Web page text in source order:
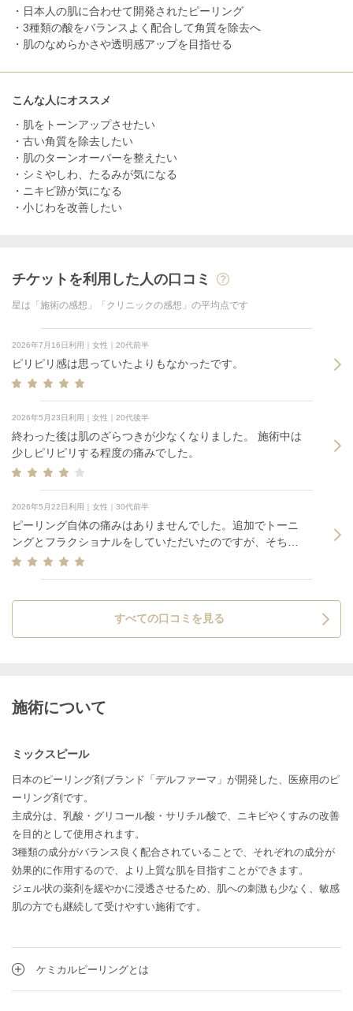
・日本人の肌に合わせて開発されたピーリング
・3種類の酸をバランスよく配合して角質を除去へ
・肌のなめらかさや透明感アップを目指せる
こんな人にオススメ
・肌をトーンアップさせたい
・古い角質を除去したい
・肌のターンオーバーを整えたい
・シミやしわ、たるみが気になる
・ニキビ跡が気になる
・小じわを改善したい
チケットを利用した人の口コミ
星は「施術の感想」「クリニックの感想」の平均点です
2026年7月16日利用｜女性｜20代前半
ピリピリ感は思っていたよりもなかったです。
2026年5月23日利用｜女性｜20代後半
終わった後は肌のざらつきが少なくなりました。 施術中は
少しピリピリする程度の痛みでした。
2026年5月22日利用｜女性｜30代前半
ピーリング自体の痛みはありませんでした。追加でトーニ
ングとフラクショナルをしていただいたのですが、そちら
は針で刺されてるようなチクチク感があります。
すべての口コミを見る
施術について
ミックスピール
日本のピーリング剤ブランド「デルファーマ」が開発した、医療用のピ
ーリング剤です。
主成分は、乳酸・グリコール酸・サリチル酸で、ニキビやくすみの改善
を目的として使用されます。
3種類の成分がバランス良く配合されていることで、それぞれの成分が
効果的に作用するので、より上質な肌を目指すことができます。
ジェル状の薬剤を緩やかに浸透させるため、肌への刺激も少なく、敏感
肌の方でも継続して受けやすい施術です。
ケミカルピーリングとは